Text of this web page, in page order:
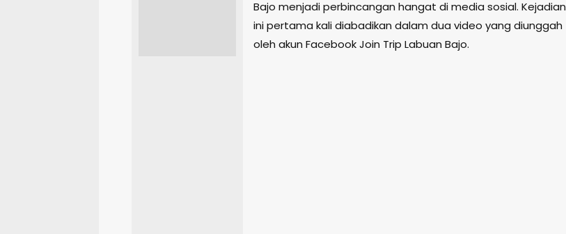
Bajo menjadi perbincangan hangat di media sosial. Kejadian
ini pertama kali diabadikan dalam dua video yang diunggah
oleh akun Facebook Join Trip Labuan Bajo.